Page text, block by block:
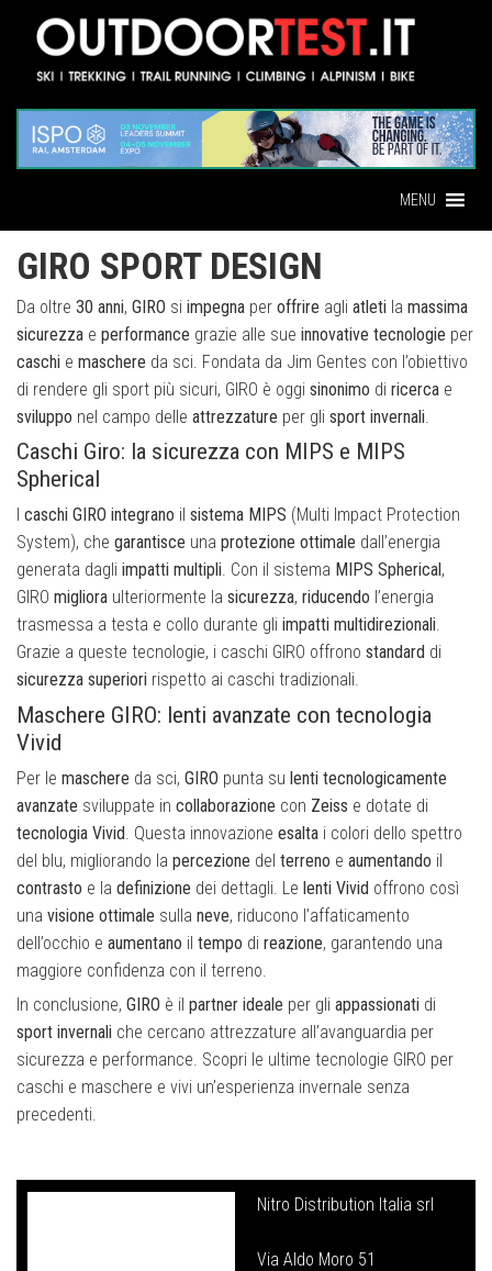
MENU
GIRO SPORT DESIGN
Da oltre 30 anni, GIRO si impegna per offrire agli atleti la massima
sicurezza e performance grazie alle sue innovative tecnologie per
caschi e maschere da sci. Fondata da Jim Gentes con l’obiettivo
di rendere gli sport più sicuri, GIRO è oggi sinonimo di ricerca e
sviluppo nel campo delle attrezzature per gli sport invernali.
Caschi Giro: la sicurezza con MIPS e MIPS
Spherical
caschi GIRO integrano il sistema MIPS (Multi Impact Protection
System), che garantisce una protezione ottimale dall’energia
generata dagli impatti multipli. Con il sistema MIPS Spherical ,
GIRO migliora ulteriormente la sicurezza, riducendo l’energia
trasmessa a testa e collo durante gli impatti multidirezionali.
Grazie a queste tecnologie, i caschi GIRO offrono standard di
sicurezza superiori rispetto ai caschi tradizionali.
Maschere GIRO: lenti avanzate con tecnologia
Vivid
Per le maschere da sci, GIRO punta su lenti tecnologicamente
avanzate sviluppate in collaborazione con Zeiss e dotate di
tecnologia Vivid . Questa innovazione esalta i colori dello spettro
del blu, migliorando la percezione del terreno e aumentando il
contrasto e la definizione dei dettagli. Le lenti Vivid offrono così
una visione ottimale sulla neve, riducono l’affaticamento
dell’occhio e aumentano il tempo di reazione, garantendo una
maggiore confidenza con il terreno.
In conclusione, GIRO è il partner ideale per gli appassionati di
sport invernali che cercano attrezzature all’avanguardia per
sicurezza e performance. Scopri le ultime tecnologie GIRO per
caschi e maschere e vivi un’esperienza invernale senza
precedenti.
Nitro Distribution Italia srl
Via Aldo Moro 51